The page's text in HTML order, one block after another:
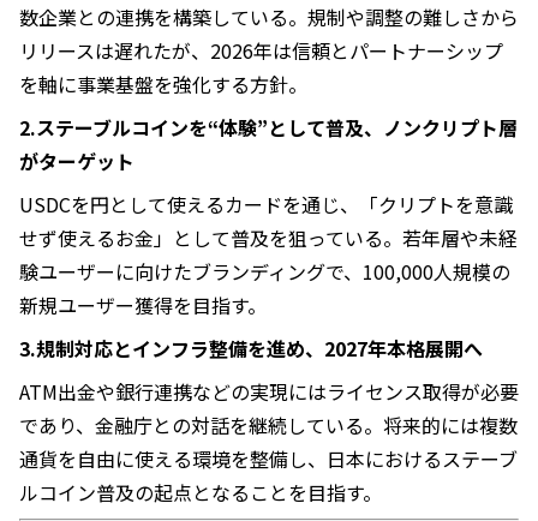
数企業との連携を構築している。規制や調整の難しさから
リリースは遅れたが、2026年は信頼とパートナーシップ
を軸に事業基盤を強化する方針。
2.ステーブルコインを“体験”として普及、ノンクリプト層
がターゲット
USDCを円として使えるカードを通じ、「クリプトを意識
せず使えるお金」として普及を狙っている。若年層や未経
験ユーザーに向けたブランディングで、100,000人規模の
新規ユーザー獲得を目指す。
3.規制対応とインフラ整備を進め、2027年本格展開へ
ATM出金や銀行連携などの実現にはライセンス取得が必要
であり、金融庁との対話を継続している。将来的には複数
通貨を自由に使える環境を整備し、日本におけるステーブ
ルコイン普及の起点となることを目指す。